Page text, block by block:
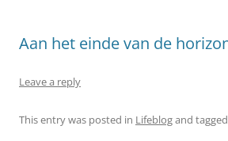
Aan het einde van de
Leave a reply
This entry was posted in Lifeblogand tagged